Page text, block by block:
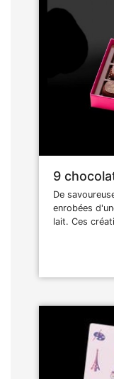
9
De
enrobées
lait. Ces